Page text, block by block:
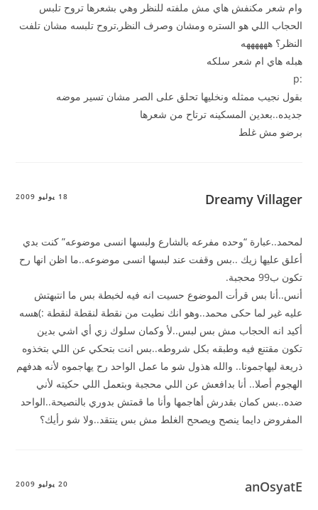
وام شعر مكنفش هاي مش ملفته للنظر وهي بشعرها تروح تلبس
الحجاب اللي هو الستره ومشان وصرف النظر,تروح تلبسه مشان تلفت
النظر؟ ههههههه
هبله هاي ام شعر سلكه
:p
بقول نجيب ممثله ونخليها تحلق على الصر مشان تسير موضه
جديده..بعدين المسكينه ترتاح من شعرها
برضو مش غلط
Dreamy Villager 18 يوليو 2009
لمحمد..عبارة “وحده مفرعه بالشارع ولبسها انسى موضوعه” كنت بدي
أعلق عليها زيك ..بس وقفت عند لبسها انسى موضوعه..ما اظن انها رح
تكون ب99 محجبة.
أنس..أنا بس قرأت الموضوع حسيت انه فيه لخبطة بس ما انتبهتش
عليه غير لما حكى محمد..وهو انك نطيت من نقطة لنقطة لنقطة :)هسه
أكيد انه الحجاب مش بس لبس..لأ وكمان سلوك زي أي اشي بدين
تكون مقتنع فيه وطبقه بكل شروطه..بس انت بتحكي عن اللي بتخذوه
ذريعة ليهاجمونا.. والله هذول شو ما عمل الواحد رح يهاجموه لأنه هدفهم
الهجوم أصلا.. أنا بدافعش عن اللي محجبة وبتعمل اللي حكيته لأني
ضده..بس كمان بقدرش أهاجمها وأنا ما قمتش بدوري بالنصيحة..الواحد
المفروض دايما ينصح ويصحح الغلط مش بس ينتقد..ولا شو رأيك؟
anOsyatE 20 يوليو 2009